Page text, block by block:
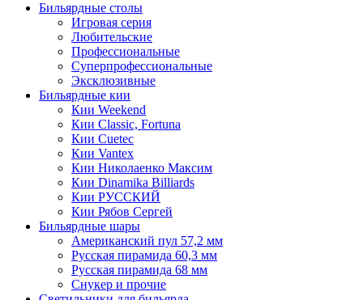
Бильярдные столы
Игровая серия
Любительские
Профессиональные
Суперпрофессиональные
Эксклюзивные
Бильярдные кии
Кии Weekend
Кии Classic, Fortuna
Кии Cuetec
Кии Vantex
Кии Николаенко Максим
Кии Dinamika Billiards
Кии РУССКИЙ
Кии Рябов Сергей
Бильярдные шары
Американский пул 57,2 мм
Русская пирамида 60,3 мм
Русская пирамида 68 мм
Снукер и прочие